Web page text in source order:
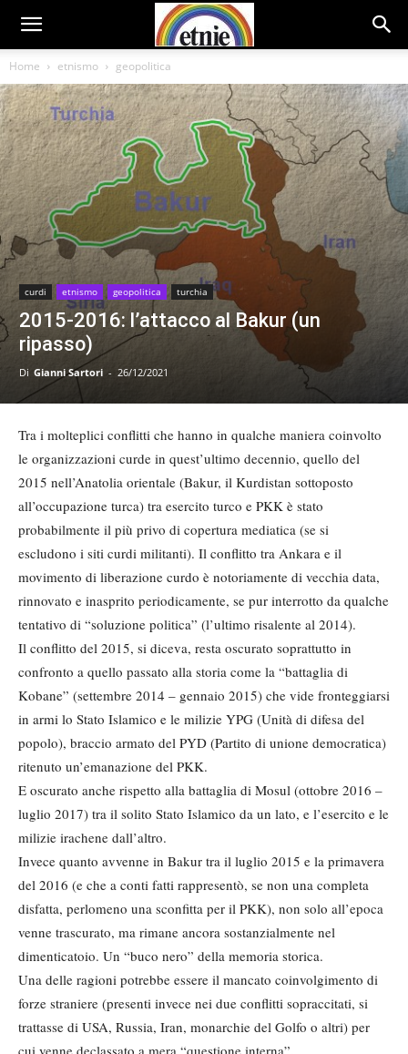
Home etnismo geopolitica
curdi etnismo geopolitica turchia
2015-2016: l’attacco al Bakur (un
ripasso)
Di Gianni Sartori - 26/12/2021
Tra i molteplici conflitti che hanno in qualche maniera coinvolto
le organizzazioni curde in quest’ultimo decennio, quello del
2015 nell’Anatolia orientale (Bakur, il Kurdistan sottoposto
all’occupazione turca) tra esercito turco e PKK è stato
probabilmente il più privo di copertura mediatica (se si
escludono i siti curdi militanti). Il conflitto tra Ankara e il
movimento di liberazione curdo è notoriamente di vecchia data,
rinnovato e inasprito periodicamente, se pur interrotto da qualche
tentativo di “soluzione politica” (l’ultimo risalente al 2014).
Il conflitto del 2015, si diceva, resta oscurato soprattutto in
confronto a quello passato alla storia come la “battaglia di
Kobane” (settembre 2014 – gennaio 2015) che vide fronteggiarsi
in armi lo Stato Islamico e le milizie YPG (Unità di difesa del
popolo), braccio armato del PYD (Partito di unione democratica)
ritenuto un’emanazione del PKK.
E oscurato anche rispetto alla battaglia di Mosul (ottobre 2016 –
luglio 2017) tra il solito Stato Islamico da un lato, e l’esercito e le
milizie irachene dall’altro.
Invece quanto avvenne in Bakur tra il luglio 2015 e la primavera
del 2016 (e che a conti fatti rappresentò, se non una completa
disfatta, perlomeno una sconfitta per il PKK), non solo all’epoca
venne trascurato, ma rimane ancora sostanzialmente nel
dimenticatoio. Un “buco nero” della memoria storica.
Una delle ragioni potrebbe essere il mancato coinvolgimento di
forze straniere (presenti invece nei due conflitti sopraccitati, si
trattasse di USA, Russia, Iran, monarchie del Golfo o altri) per
cui venne declassato a mera “questione interna”.